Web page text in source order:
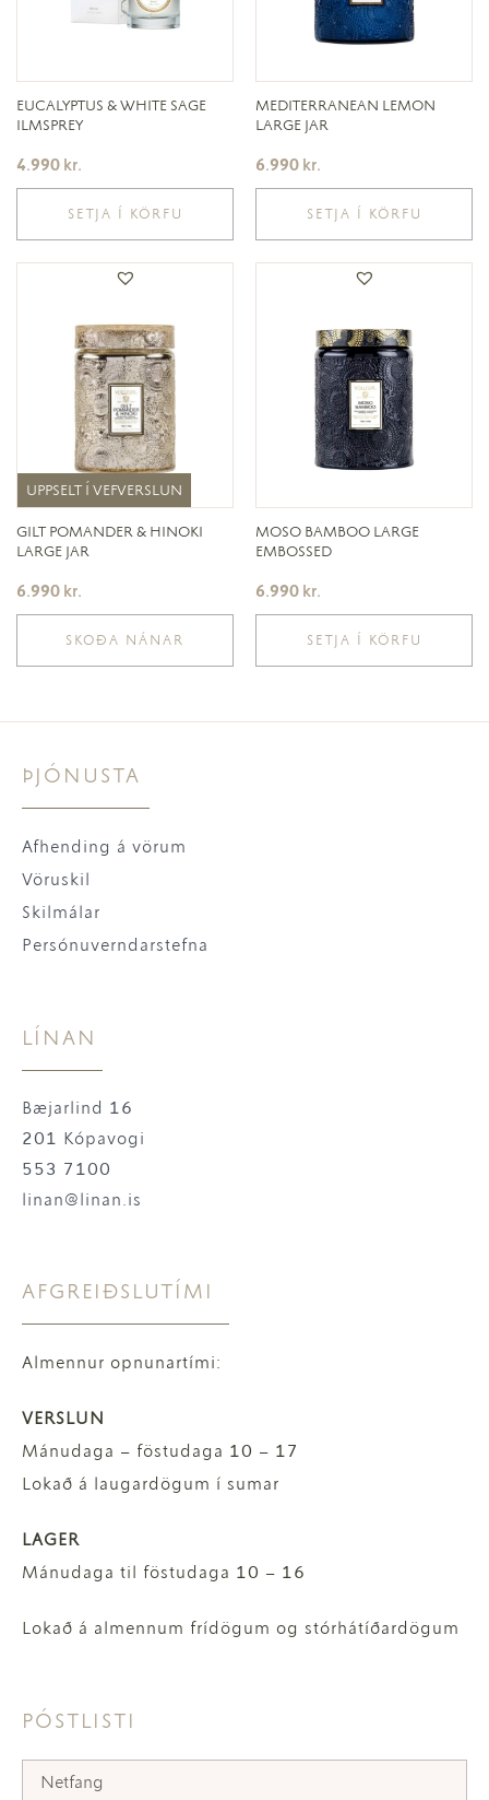
EUCALYPTUS & WHITE SAGE
ILMSPREY
4.990 kr.
SETJA Í KÖRFU
MEDITERRANEAN LEMON
LARGE JAR
6.990 kr.
SETJA Í KÖRFU
UPPSELT Í VEFVERSLUN
UPPSELT Í VEFVERSLUN
GILT POMANDER & HINOKI
LARGE JAR
6.990 kr.
SKOÐA NÁNAR
MOSO BAMBOO LARGE
EMBOSSED
6.990 kr.
SETJA Í KÖRFU
ÞJÓNUSTA
Afhending á vörum
Vöruskil
Skilmálar
Persónuverndarstefna
LÍNAN
Bæjarlind 16
201 Kópavogi
553 7100
linan@linan.is
AFGREIÐSLUTÍMI
Almennur opnunartími:
VERSLUN
Mánudaga – föstudaga 10 – 17
Lokað á laugardögum í sumar
LAGER
Mánudaga til föstudaga 10 – 16
Lokað á almennum frídögum og stórhátíðardögum
PÓSTLISTI